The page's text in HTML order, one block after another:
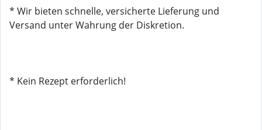
* Wir bieten schnelle, versicherte Lieferung und
Versand unter Wahrung der Diskretion.
* Kein Rezept erforderlich!